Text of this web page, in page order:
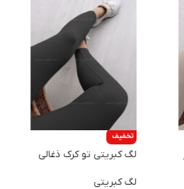
تخفیف
لگ کبریتی تو کرک ذغالی
لگ کبریتی